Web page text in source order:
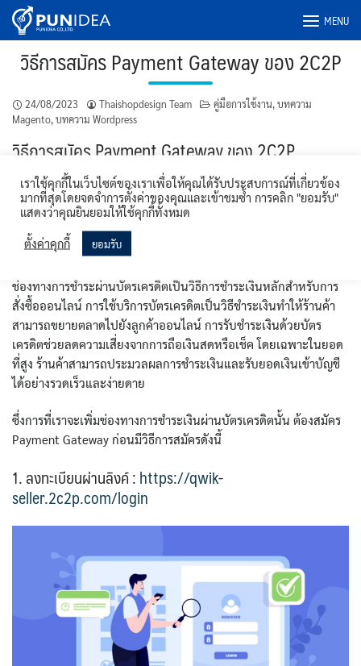
Skip
MENU
วิธีการสมัคร Payment Gateway ของ 2C2P
24/08/2023 Thaishopdesign Team คู่มือการใช้งาน,บทความ
Magento,บทความ Wordpress
วิธีการสมัคร Payment Gateway ของ 2C2P
การชำระเงินด้วยบัตรเครดิตสามารถนำไปสู่หลายข้อดีสำหรับร้านค้า
ช่วยเพิ่มยอดขายมากมายของลูกค้าอาจเลือกชำระเงินด้วยบัตรเครดิต
เนื่องจากมีความสะดวกและสามารถชำระเงินได้ไม่จำกัด ซึ่งสามารถ
เพิ่มยอดขายของร้านค้าได้
ช่องทางการชำระผ่านบัตรเครดิตเป็นวิธีการชำระเงินหลักสำหรับการ
สั่งซื้อออนไลน์ การใช้บริการบัตรเครดิตเป็นวิธีชำระเงินทำให้ร้านค้า
สามารถขยายตลาดไปยังลูกค้าออนไลน์ การรับชำระเงินด้วยบัตร
เครดิตช่วยลดความเสี่ยงจากการถือเงินสดหรือเช็ค โดยเฉพาะในยอด
ที่สูง ร้านค้าสามารถประมวลผลการชำระเงินและรับยอดเงินเข้าบัญชี
ได้อย่างรวดเร็วและง่ายดาย
ซึ่งการที่เราจะเพิ่มช่องทางการชำระเงินผ่านบัตรเครดิตนั้น ต้องสมัคร
Payment Gateway ก่อนมีวิธีการสมัครดังนี้
1. ลงทะเบียนผ่านลิงค์ :https://qwik-
seller.2c2p.com/login
เราใช้คุกกี้ในเว็บไซต์ของเราเพื่อให้คุณได้รับประสบการณ์ที่เกี่ยวข้อง
มากที่สุดโดยจดจำการตั้งค่าของคุณและเข้าชมซ้ำ การคลิก "ยอมรับ"
แสดงว่าคุณยินยอมให้ใช้คุกกี้ทั้งหมด
ตั้งค่าคุกกี้ ยอมรับ